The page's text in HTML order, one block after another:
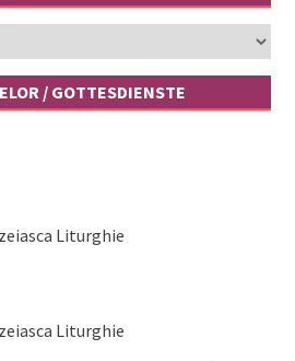
/ GOTTESDIENSTE
Liturghie
Liturghie